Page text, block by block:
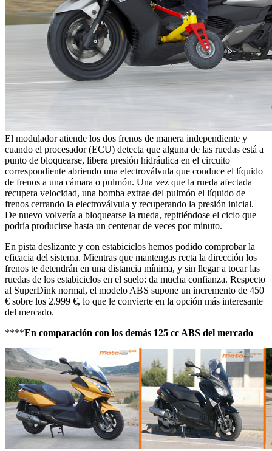
El modulador atiende los dos frenos de manera independiente y
cuando el procesador (ECU) detecta que alguna de las ruedas está a
punto de bloquearse, libera presión hidráulica en el circuito
correspondiente abriendo una electroválvula que conduce el líquido
de frenos a una cámara o pulmón. Una vez que la rueda afectada
recupera velocidad, una bomba extrae del pulmón el líquido de
frenos cerrando la electroválvula y recuperando la presión inicial.
De nuevo volvería a bloquearse la rueda, repitiéndose el ciclo que
podría producirse hasta un centenar de veces por minuto.
En pista deslizante y con estabiciclos hemos podido comprobar la
eficacia del sistema. Mientras que mantengas recta la dirección los
frenos te detendrán en una distancia mínima, y sin llegar a tocar las
ruedas de los estabiciclos en el suelo: da mucha confianza. Respecto
al SuperDink normal, el modelo ABS supone un incremento de 450
€ sobre los 2.999 €, lo que le convierte en la opción más interesante
del mercado.
****En comparación con los demás 125 cc ABS del mercado